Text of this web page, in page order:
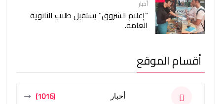
أخبار
“إعلام الشروق” يستقبل طلاب الثانوية
العامة.
أقسام الموقع
أخبار (1016)